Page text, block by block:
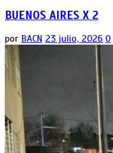
BUENOS AIRES X 2
por BACN 23 julio, 2026 0